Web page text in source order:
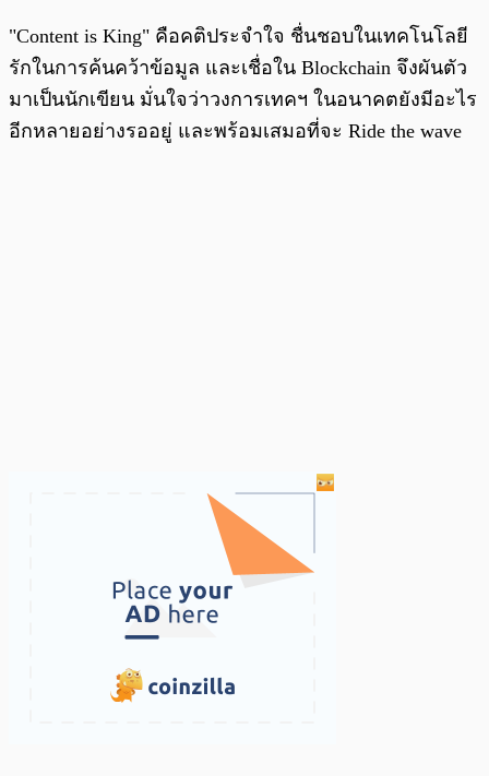
"Content is King" คือคติประจำใจ ชื่นชอบในเทคโนโลยี
รักในการค้นคว้าข้อมูล และเชื่อใน Blockchain จึงผันตัว
มาเป็นนักเขียน มั่นใจว่าวงการเทคฯ ในอนาคตยังมีอะไร
อีกหลายอย่างรออยู่ และพร้อมเสมอที่จะ Ride the wave